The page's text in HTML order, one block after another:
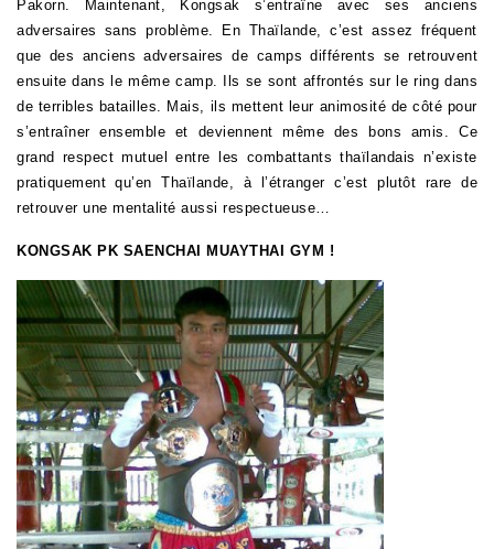
Pakorn. Maintenant, Kongsak s’entraîne avec ses anciens
adversaires sans problème. En Thaïlande, c’est assez fréquent
que des anciens adversaires de camps différents se retrouvent
ensuite dans le même camp. Ils se sont affrontés sur le ring dans
de terribles batailles. Mais, ils mettent leur animosité de côté pour
s’entraîner ensemble et deviennent même des bons amis. Ce
grand respect mutuel entre les combattants thaïlandais n’existe
pratiquement qu’en Thaïlande, à l’étranger c’est plutôt rare de
retrouver une mentalité aussi respectueuse…
KONGSAK PK SAENCHAI MUAYTHAI GYM !